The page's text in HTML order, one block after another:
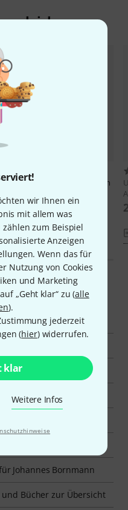
wir Ihnen ein
mit allem was
zum Beispiel
Anzeigen
Wenn das für
Nutzung von Cookies
und Marketing
„Geht klar“ zu (alle
).
jederzeit
(hier) widerrufen.
klar
Weitere Infos
Verlag
Verzieren
CHF
Vergleichen
Literatur für Blockflöte
Literatur für Querflöte
Johannes Bornmann
Bücher zur Übersicht